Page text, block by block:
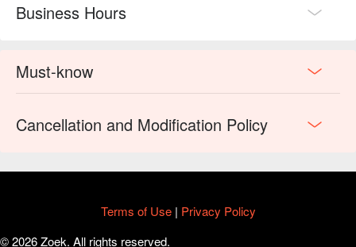
Business Hours
Must-know
Cancellation and Modification Policy
Terms of Use | Privacy Policy
© 2026 Zoek. All rights reserved.